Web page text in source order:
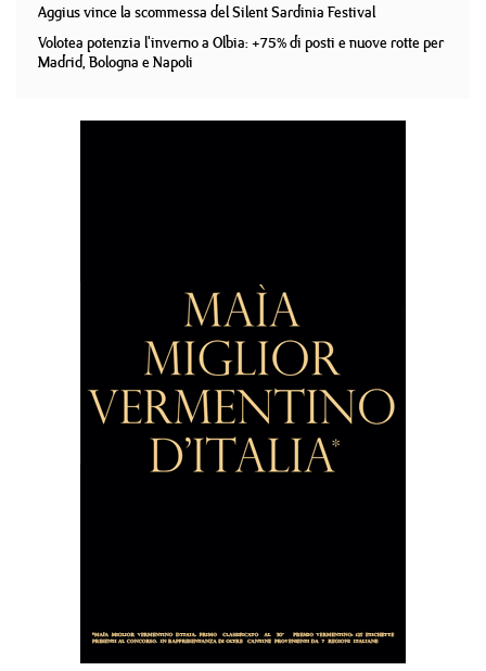
Aggius vince la scommessa del Silent Sardinia Festival
Volotea potenzia l'inverno a Olbia: +75% di posti e nuove rotte per
Madrid, Bologna e Napoli